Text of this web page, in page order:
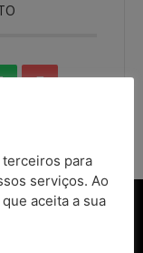
para
serviços. Ao
aceita a sua